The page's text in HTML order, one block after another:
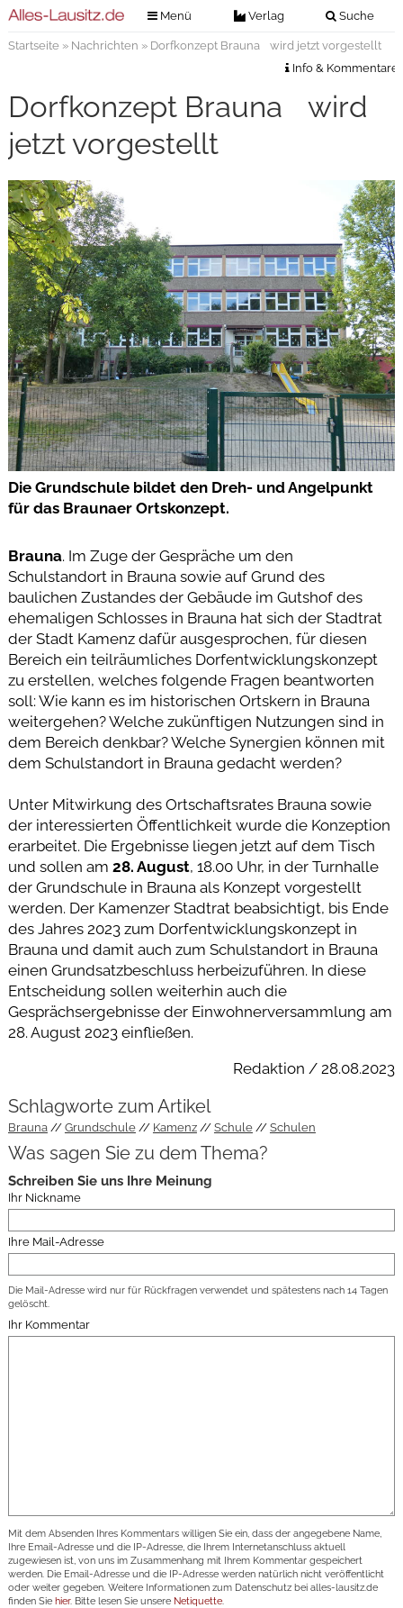
Menü Verlag Suche
Verlag
Kontakt
Impressum
Nachrichten
Veranstaltungstickets
Anzeigenannahme
Digitale Ausgaben
Startseite» Nachrichten » Dorfkonzept Brauna wird jetzt vorgestellt
Info & Kommentare
Dorfkonzept Brauna wird
jetzt vorgestellt
Die Grundschule bildet den Dreh- und Angelpunkt
für das Braunaer Ortskonzept.
Brauna. Im Zuge der Gespräche um den
Schulstandort in Brauna sowie auf Grund des
baulichen Zustandes der Gebäude im Gutshof des
ehemaligen Schlosses in Brauna hat sich der Stadtrat
der Stadt Kamenz dafür ausgesprochen, für diesen
Bereich ein teilräumliches Dorfentwicklungskonzept
zu erstellen, welches folgende Fragen beantworten
soll: Wie kann es im historischen Ortskern in Brauna
weitergehen? Welche zukünftigen Nutzungen sind in
dem Bereich denkbar? Welche Synergien können mit
dem Schulstandort in Brauna gedacht werden?
Unter Mitwirkung des Ortschaftsrates Brauna sowie
der interessierten Öffentlichkeit wurde die Konzeption
erarbeitet. Die Ergebnisse liegen jetzt auf dem Tisch
und sollen am 28. August, 18.00 Uhr, in der Turnhalle
der Grundschule in Brauna als Konzept vorgestellt
werden. Der Kamenzer Stadtrat beabsichtigt, bis Ende
des Jahres 2023 zum Dorfentwicklungskonzept in
Brauna und damit auch zum Schulstandort in Brauna
einen Grundsatzbeschluss herbeizuführen. In diese
Entscheidung sollen weiterhin auch die
Gesprächsergebnisse der Einwohnerversammlung am
28. August 2023 einfließen.
Redaktion / 28.08.2023
Schlagworte zum Artikel
Brauna Grundschule Kamenz Schule Schulen
Was sagen Sie zu dem Thema?
Schreiben Sie uns Ihre Meinung
Ihr Nickname
Ihre Mail-Adresse
Die Mail-Adresse wird nur für Rückfragen verwendet und spätestens nach 14 Tagen
gelöscht.
Ihr Kommentar
Mit dem Absenden Ihres Kommentars willigen Sie ein, dass der angegebene Name,
Ihre Email-Adresse und die IP-Adresse, die Ihrem Internetanschluss aktuell
zugewiesen ist, von uns im Zusammenhang mit Ihrem Kommentar gespeichert
werden. Die Email-Adresse und die IP-Adresse werden natürlich nicht veröffentlicht
oder weiter gegeben. Weitere Informationen zum Datenschutz bei alles-lausitz.de
finden Sie hier. Bitte lesen Sie unsere Netiquette.